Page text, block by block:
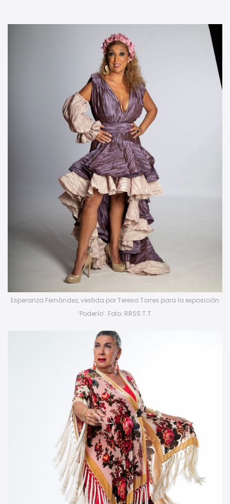
Esperanza Fernández, vestida por Teresa Torres para la exposición
‘Poderío’. Foto: RRSS T.T.